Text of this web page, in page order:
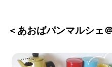
＜あおばパンマルシェ